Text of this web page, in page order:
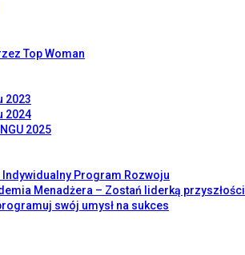
Top Woman
2023
2024
2025
Indywidualny Program Rozwoju
Menadżera – Zostań liderką przyszłości
swój umysł na sukces